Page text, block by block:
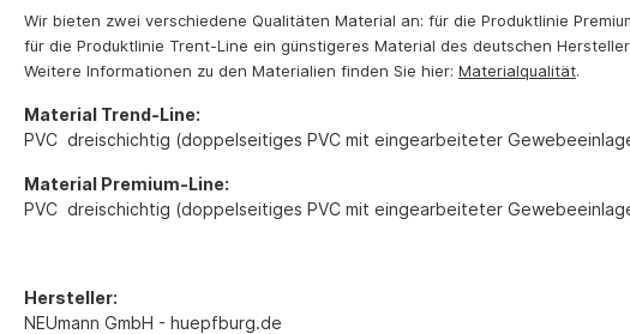
Wir bieten zwei verschiedene Qualitäten Material an: für die Produktlinie
für die Produktlinie Trent-Line ein günstigeres Material des deutschen
Weitere Informationen zu den Materialien finden Sie hier: Materialqualität.
Material Trend-Line:
PVC dreischichtig (doppelseitiges PVC mit eingearbeiteter
Material Premium-Line:
PVC dreischichtig (doppelseitiges PVC mit eingearbeiteter
Hersteller:
NEUmann GmbH - huepfburg.de